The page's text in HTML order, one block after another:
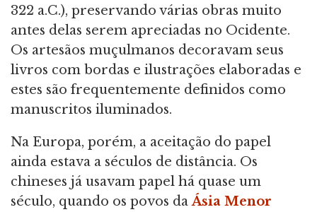
322 a.C.), preservando várias obras muito
antes delas serem apreciadas no Ocidente.
Os artesãos muçulmanos decoravam seus
livros com bordas e ilustrações elaboradas e
estes são frequentemente definidos como
manuscritos iluminados.
Na Europa, porém, a aceitação do papel
ainda estava a séculos de distância. Os
chineses já usavam papel há quase um
século, quando os povos daÁsia Menor